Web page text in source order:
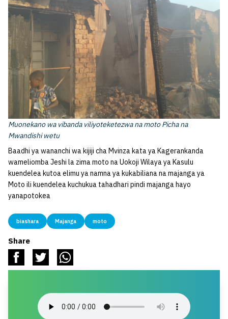
Muonekano wa vibanda viliyoteketezwa na moto Picha na
Mwandishi wetu
Baadhi ya wananchi wa kijiji cha Mvinza kata ya Kagerankanda
wameliomba Jeshi la zima moto na Uokoji Wilaya ya Kasulu
kuendelea kutoa elimu ya namna ya kukabiliana na majanga ya
Moto ili kuendelea kuchukua tahadhari pindi majanga hayo
yanapotokea
biashara Majanga moto
Share